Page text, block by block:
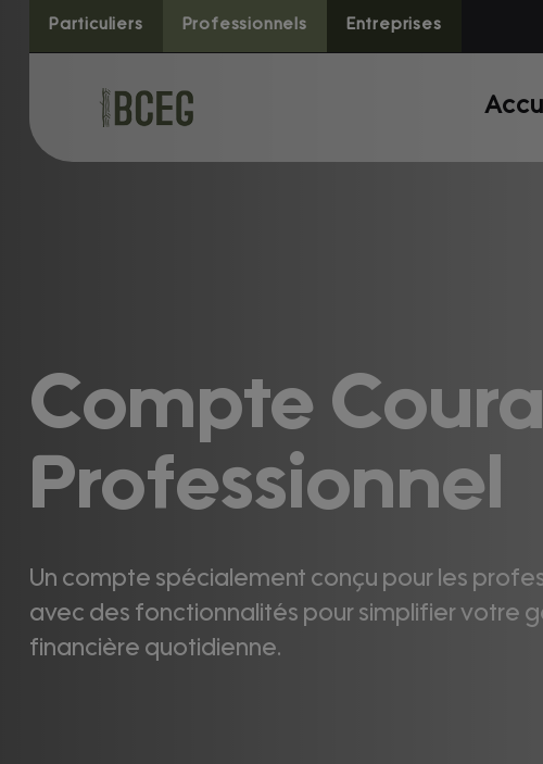
Particuliers Professionnels Entreprises
Compte
Un compte spécialement conçu pour les
Compte
Particulier